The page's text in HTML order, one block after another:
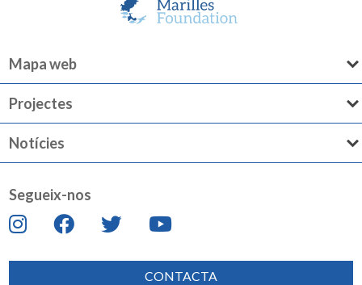
Mapa web
Projectes
Notícies
Segueix-nos
CONTACTA